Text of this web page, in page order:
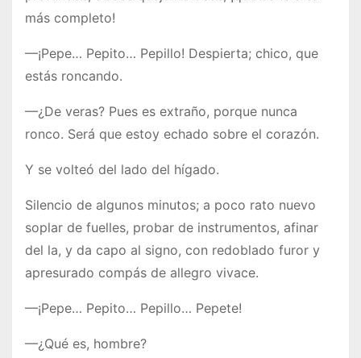
más completo!
—¡Pepe… Pepito… Pepillo! Despierta; chico, que
estás roncando.
—¿De veras? Pues es extraño, porque nunca
ronco. Será que estoy echado sobre el corazón.
Y se volteó del lado del hígado.
Silencio de algunos minutos; a poco rato nuevo
soplar de fuelles, probar de instrumentos, afinar
del la, y da capo al signo, con redoblado furor y
apresurado compás de allegro vivace.
—¡Pepe… Pepito… Pepillo… Pepete!
—¿Qué es, hombre?